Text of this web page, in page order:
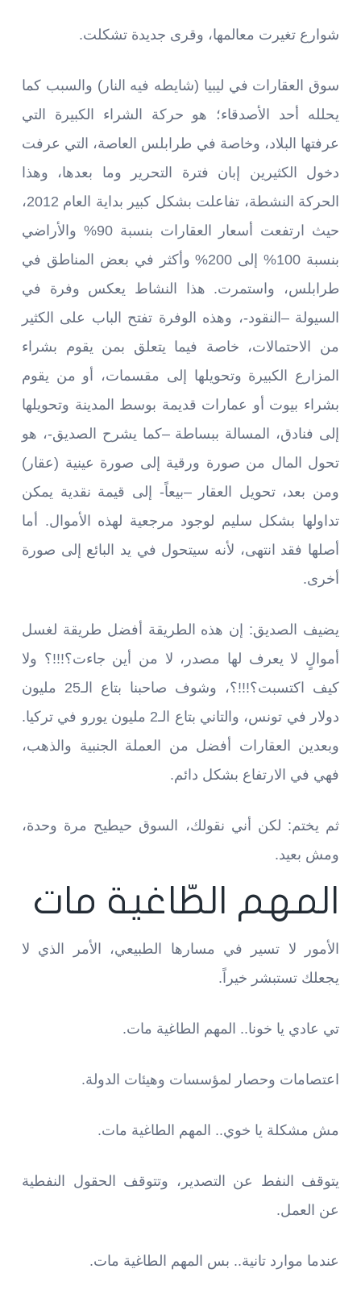
شوارع تغيرت معالمها، وقرى جديدة تشكلت.
سوق العقارات في ليبيا (شايطه فيه النار) والسبب كما
يحلله أحد الأصدقاء؛ هو حركة الشراء الكبيرة التي
عرفتها البلاد، وخاصة في طرابلس العاصة، التي عرفت
دخول الكثيرين إبان فترة التحرير وما بعدها، وهذا
الحركة النشطة، تفاعلت بشكل كبير بداية العام 2012،
حيث ارتفعت أسعار العقارات بنسبة 90% والأراضي
بنسبة 100% إلى 200% وأكثر في بعض المناطق في
طرابلس، واستمرت. هذا النشاط يعكس وفرة في
السيولة –النقود-، وهذه الوفرة تفتح الباب على الكثير
من الاحتمالات، خاصة فيما يتعلق بمن يقوم بشراء
المزارع الكبيرة وتحويلها إلى مقسمات، أو من يقوم
بشراء بيوت أو عمارات قديمة بوسط المدينة وتحويلها
إلى فنادق، المسالة ببساطة –كما يشرح الصديق-، هو
تحول المال من صورة ورقية إلى صورة عينية (عقار)
ومن بعد، تحويل العقار –بيعاً- إلى قيمة نقدية يمكن
تداولها بشكل سليم لوجود مرجعية لهذه الأموال. أما
أصلها فقد انتهى، لأنه سيتحول في يد البائع إلى صورة
أخرى.
يضيف الصديق: إن هذه الطريقة أفضل طريقة لغسل
أموالٍ لا يعرف لها مصدر، لا من أين جاءت؟!!!؟ ولا
كيف اكتسبت؟!!!؟، وشوف صاحبنا بتاع الـ25 مليون
دولار في تونس، والتاني بتاع الـ2 مليون يورو في تركيا.
وبعدين العقارات أفضل من العملة الجنبية والذهب،
فهي في الارتفاع بشكل دائم.
ثم يختم: لكن أني نقولك، السوق حيطيح مرة وحدة،
ومش بعيد.
المهم الطّاغية مات
الأمور لا تسير في مسارها الطبيعي، الأمر الذي لا
يجعلك تستبشر خيراً.
تي عادي يا خونا.. المهم الطاغية مات.
اعتصامات وحصار لمؤسسات وهيئات الدولة.
مش مشكلة يا خوي.. المهم الطاغية مات.
يتوقف النفط عن التصدير، وتتوقف الحقول النفطية
عن العمل.
عندما موارد تانية.. بس المهم الطاغية مات.